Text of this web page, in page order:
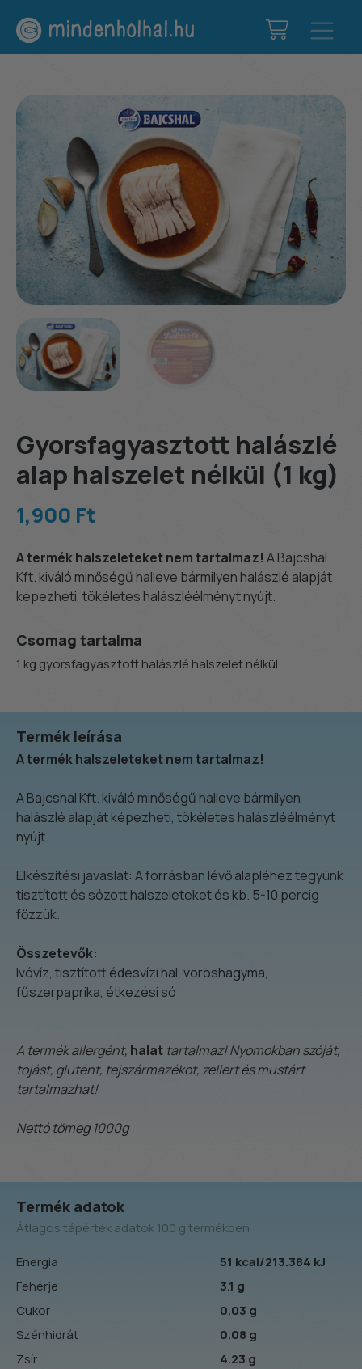
Gyorsfagyasztott halászlé
alap halszelet nélkül (1 kg)
1,900 Ft
A termék halszeleteket nem tartalmaz! A Bajcshal
Kft. kiváló minőségű halleve bármilyen halászlé alapját
képezheti, tökéletes halászléélményt nyújt.
Termék leírása
A termék halszeleteket nem tartalmaz!
A Bajcshal Kft. kiváló minőségű halleve bármilyen
halászlé alapját képezheti, tökéletes halászléélményt
nyújt.
Elkészítési javaslat: A forrásban lévő alapléhez tegyünk
tisztított és sózott halszeleteket és kb. 5-10 percig
főzzük.
Összetevők:
Ivóvíz, tisztított édesvízi hal, vöröshagyma,
fűszerpaprika, étkezési só
A termék allergént, halat tartalmaz! Nyomokban szóját,
tojást, glutént, tejszármazékot, zellert és mustárt
tartalmazhat!
Nettó tömeg 1000g
Termék adatok
Átlagos tápérték adatok 100 g termékben
Energia
51 kcal/213.384 kJ
Fehérje
3.1 g
Cukor
0.03 g
Szénhidrát
0.08 g
Zsír
4.23 g
Csomag tartalma
1 kg gyorsfagyasztott halászlé halszelet nélkül